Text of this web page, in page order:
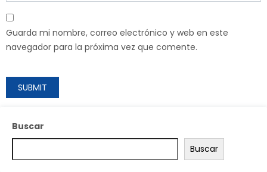
Guarda mi nombre, correo electrónico y web en este
navegador para la próxima vez que comente.
Buscar
Buscar